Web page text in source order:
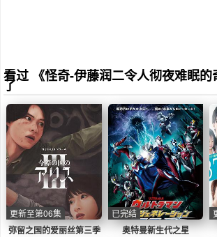
看过 《怪奇-伊藤润二令人彻夜难眠
了
弥留之国的爱丽丝第三季
更新至第06集
奥特曼新生代之星
已完结